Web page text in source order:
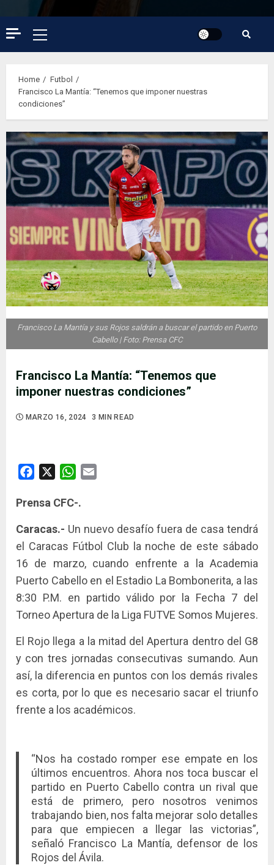
Primary
Menu
Home
Futbol
Francisco La Mantía: “Tenemos que imponer nuestras
condiciones”
Francisco La Mantía: “Tenemos que
imponer nuestras condiciones”
MARZO 16, 2024 3 MIN READ
Francisco La Mantía y sus Rojos saldrán a buscar el partido en Puerto
Cabello | Foto: Prensa CFC
Facebook WhatsApp
Prensa CFC-.
Caracas.- Un nuevo desafío fuera de casa tendrá
el Caracas Fútbol Club la noche de este sábado
16 de marzo, cuando enfrente a la Academia
Puerto Cabello en el Estadio La Bombonerita, a las
8:30 P.M. en partido válido por la Fecha 7 del
Torneo Apertura de la Liga FUTVE Somos Mujeres.
El Rojo llega a la mitad del Apertura dentro del G8
y con tres jornadas consecutivas sumando. Aun
así, la diferencia en puntos con los demás rivales
es corta, por lo que es necesario sacar el triunfo
frente a los académicos.
“Nos ha costado romper ese empate en los
últimos encuentros. Ahora nos toca buscar el
partido en Puerto Cabello contra un rival que
está de primero, pero nosotros venimos
trabajando bien, nos falta mejorar solo detalles
para que empiecen a llegar las victorias”,
señaló Francisco La Mantía, defensor de los
Rojos del Ávila.